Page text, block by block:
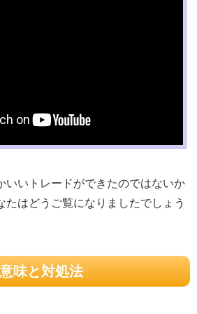
いいトレードができたのではないか
たはどうご覧になりましたでしょう
味と対処法